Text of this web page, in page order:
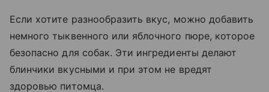
Если хотите разнообразить вкус, можно добавить
немного тыквенного или яблочного пюре, которое
безопасно для собак. Эти ингредиенты делают
блинчики вкусными и при этом не вредят
здоровью питомца.